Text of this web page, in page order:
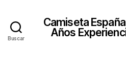
Buscar
Camiseta
Años